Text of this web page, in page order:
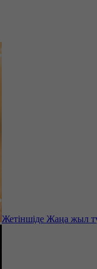
Жетіншіде Жаңа жыл